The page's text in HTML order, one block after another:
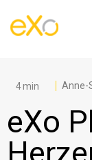
Soziales
Anne-
eXo